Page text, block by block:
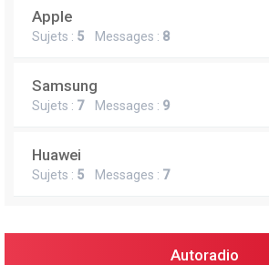
Apple
Sujets : 5 Messages : 8
Samsung
Sujets : 7Messages : 9
Huawei
Sujets : 5 Messages : 7
Autoradio